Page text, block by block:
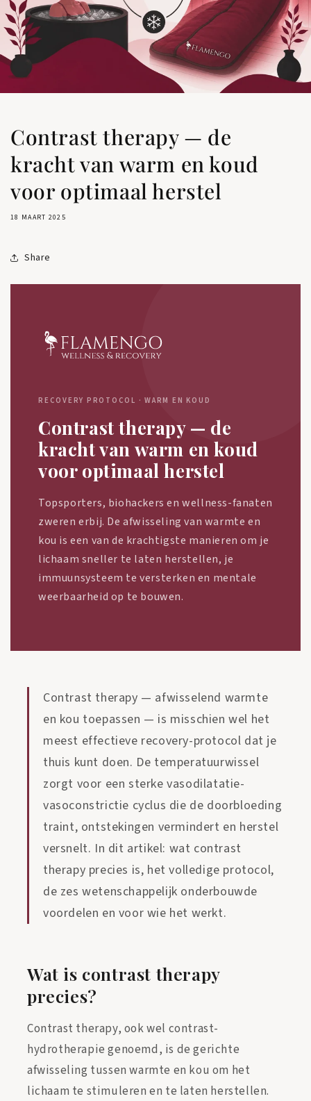
Contrast therapy — de
kracht van warm en koud
voor optimaal herstel
18 MAART 2025
Share
RECOVERY PROTOCOL · WARM EN KOUD
Contrast therapy — de
kracht van warm en koud
voor optimaal herstel
Topsporters, biohackers en wellness-fanaten
zweren erbij. De afwisseling van warmte en
kou is een van de krachtigste manieren om je
lichaam sneller te laten herstellen, je
immuunsysteem te versterken en mentale
weerbaarheid op te bouwen.
Contrast therapy — afwisselend warmte
en kou toepassen — is misschien wel het
meest effectieve recovery-protocol dat je
thuis kunt doen. De temperatuurwissel
zorgt voor een sterke vasodilatatie-
vasoconstrictie cyclus die de doorbloeding
traint, ontstekingen vermindert en herstel
versnelt. In dit artikel: wat contrast
therapy precies is, het volledige protocol,
de zes wetenschappelijk onderbouwde
voordelen en voor wie het werkt.
Wat is contrast therapy
precies?
Contrast therapy, ook wel contrast-
hydrotherapie genoemd, is de gerichte
afwisseling tussen warmte en kou om het
lichaam te stimuleren en te laten herstellen.